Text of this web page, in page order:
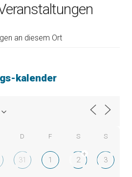
an diesem Ort
kalender
D F S S
31 1 2
+
3